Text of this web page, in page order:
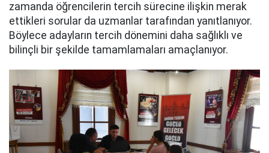
zamanda öğrencilerin tercih sürecine ilişkin merak
ettikleri sorular da uzmanlar tarafından yanıtlanıyor.
Böylece adayların tercih dönemini daha sağlıklı ve
bilinçli bir şekilde tamamlamaları amaçlanıyor.